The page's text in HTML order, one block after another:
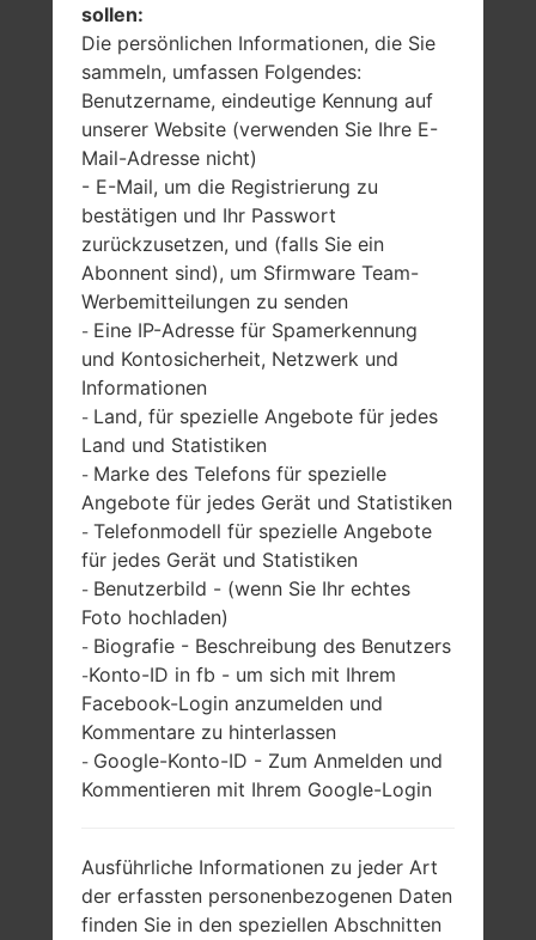
SAMSUNG SGH-L750
AUS DER SERIE
1.8 Zoll
220 x 176 Pixel
79 gramm (2.79
unzen)
Abnehmbar Li-Ion
800 mAh
-
sollen:
Die persönlichen Informationen, die Sie
sammeln, umfassen Folgendes:
Benutzername, eindeutige Kennung auf
unserer Website (verwenden Sie Ihre E-
Mail-Adresse nicht)
- E-Mail, um die Registrierung zu
bestätigen und Ihr Passwort
zurückzusetzen, und (falls Sie ein
Abonnent sind), um Sfirmware Team-
Werbemitteilungen zu senden
- Eine IP-Adresse für Spamerkennung
und Kontosicherheit, Netzwerk und
Informationen
- Land, für spezielle Angebote für jedes
Land und Statistiken
- Marke des Telefons für spezielle
Angebote für jedes Gerät und Statistiken
- Telefonmodell für spezielle Angebote
für jedes Gerät und Statistiken
- Benutzerbild - (wenn Sie Ihr echtes
Foto hochladen)
- Biografie - Beschreibung des Benutzers
-Konto-ID in fb - um sich mit Ihrem
Facebook-Login anzumelden und
Kommentare zu hinterlassen
- Google-Konto-ID - Zum Anmelden und
Kommentieren mit Ihrem Google-Login
Ausführliche Informationen zu jeder Art
der erfassten personenbezogenen Daten
finden Sie in den speziellen Abschnitten